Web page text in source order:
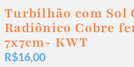
Turbilhão com Sol
Radiônico Cobre
7x7cm- KWT
R$16,00